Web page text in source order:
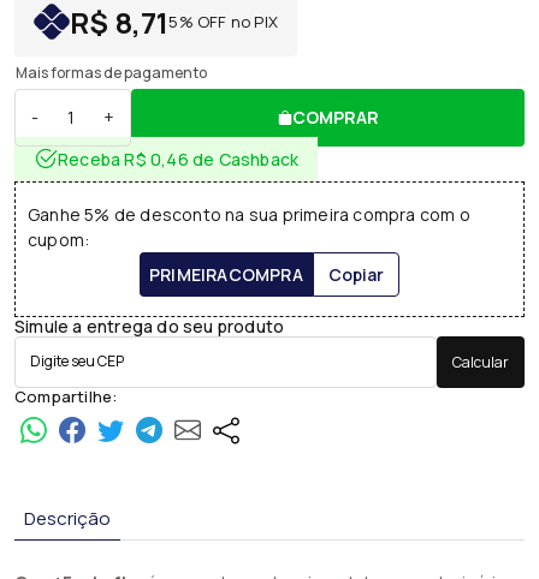
R$ 8,715% OFF no PIX
Mais formas de pagamento
- +
COMPRAR
Receba R$ 0,46 de Cashback
Ganhe 5% de desconto na sua primeira compra com o
cupom:
PRIMEIRACOMPRA
Copiar
Simule a entrega do seu produto
Calcular
Compartilhe:
Descrição